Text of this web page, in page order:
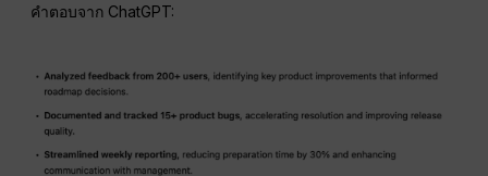
คำตอบจาก ChatGPT: